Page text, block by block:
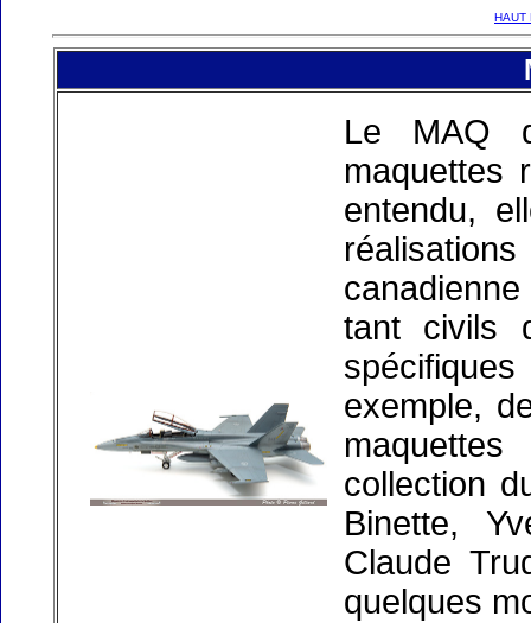
HAUT
Le MAQ
maquettes
entendu,
tant civils
exemple,
collection
Binette,
Claude
quelques